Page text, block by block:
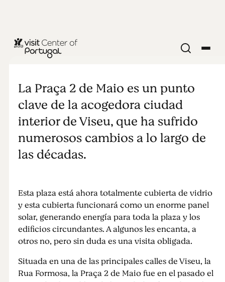
CIUDADES Y PUEBLOS
Praça 2 de
Maio
La Praça 2 de Maio es un punto
clave de la acogedora ciudad
interior de Viseu, que ha sufrido
numerosos cambios a lo largo de
las décadas.
Esta plaza está ahora totalmente cubierta de vidrio
y esta cubierta funcionará como un enorme panel
solar, generando energía para toda la plaza y los
edificios circundantes. A algunos les encanta, a
otros no, pero sin duda es una visita obligada.
Situada en una de las principales calles de Viseu, la
Rua Formosa, la Praça 2 de Maio fue en el pasado el